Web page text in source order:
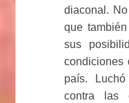
diaconal.
que
sus
condiciones
país.
contra las